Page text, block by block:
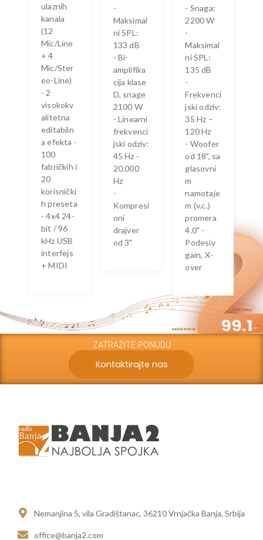
ulaznih
kanala
(12
Mic/Line
+ 4
Mic/Ster
eo-Line)
- 2
visokokv
alitetna
editabiln
a efekta -
100
fabričkih i
20
korisnički
h preseta
- 4x4 24-
bit / 96
kHz USB
interfejs
+ MIDI
-
Maksimal
ni SPL:
133 dB
- Bi-
amplifika
cija klase
D, snage
2100 W
- Linearni
frekvenci
jski odziv:
45 Hz -
20.000
Hz
-
Kompresi
oni
drajver
od 3"
- Snaga:
2200 W
-
Maksimal
ni SPL:
135 dB
-
Frekvenci
jski odziv:
35 Hz –
120 Hz
- Woofer
od 18", sa
glasovni
m
namotaje
m (v.c.)
promera
4.0" -
Podesiv
gain, X-
over
ZATRAŽITE PONUDU
Kontaktirajte nas
Nemanjina 5, vila Gradištanac, 36210 Vrnjačka Banja, Srbija
office@banja2.com